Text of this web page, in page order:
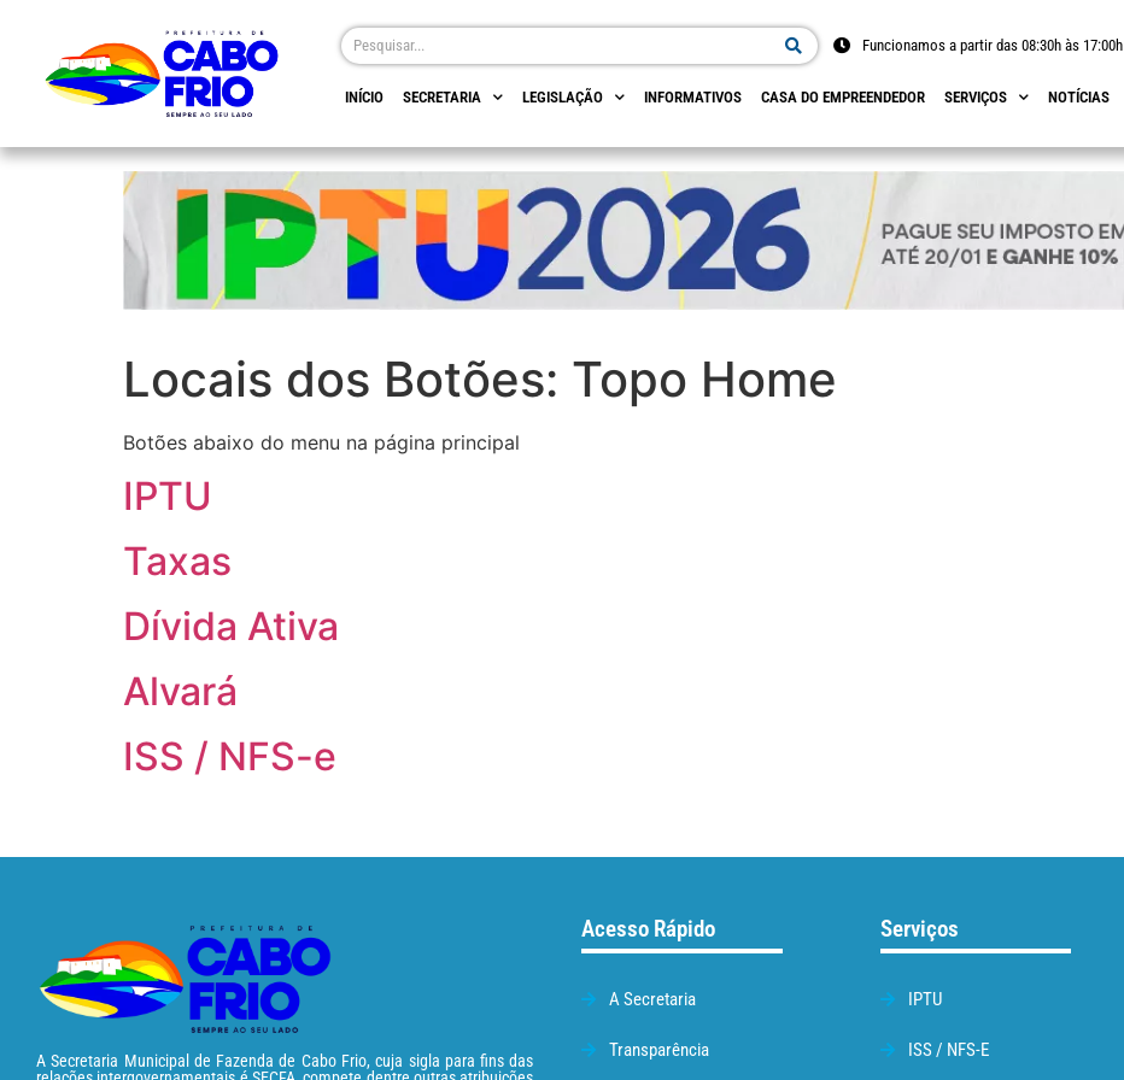
Funcionamos a partir das 08:30h às 17:00h
INÍCIO SECRETARIA LEGISLAÇÃO INFORMATIVOS CASA DO EMPREENDEDOR SERVIÇOS NOTÍCIAS
Locais dos Botões: Topo Home
Botões abaixo do menu na página principal
IPTU
Taxas
Dívida Ativa
Alvará
ISS / NFS-e
A Secretaria Municipal de Fazenda de Cabo Frio, cuja sigla para fins das
Acesso Rápido
A Secretaria
Transparência
Serviços
IPTU
ISS / NFS-E